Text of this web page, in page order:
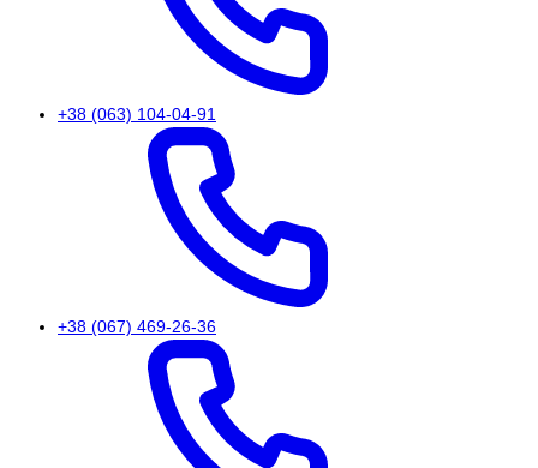
+38 (063) 104-04-91
+38 (067) 469-26-36